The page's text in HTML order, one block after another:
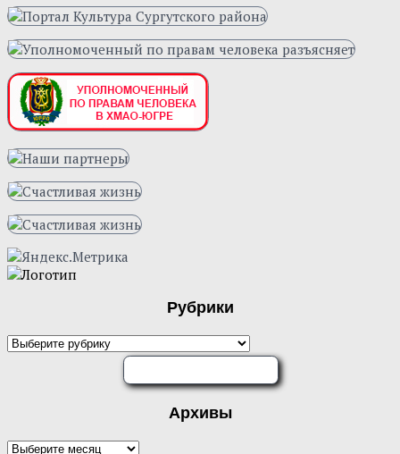
Рубрики
Рубрики
Архивы
Архивы